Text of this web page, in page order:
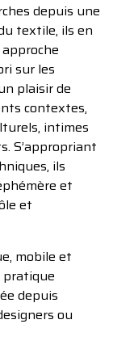
depuis une
textile, ils en
sur les
plaisir de
contextes,
intimes
S’appropriant
ils
et
et
mobile et
pratique
depuis
ou